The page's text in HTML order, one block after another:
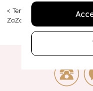
< Terug
ZaZoo
Sally Sateen